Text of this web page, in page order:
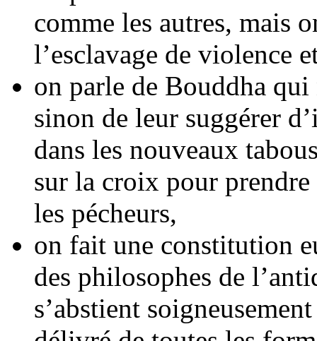
comme les autres, mais
l’esclavage de violence
on parle de Bouddha
sinon de leur suggérer
dans les nouveaux
sur la croix pour
les pécheurs,
on fait une constitution
des philosophes de
s’abstient